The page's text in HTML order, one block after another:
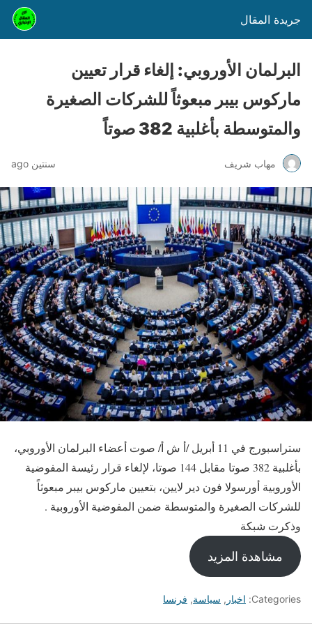
جريدة المقال
البرلمان الأوروبي: إلغاء قرار تعيين
ماركوس بيبر مبعوثاً للشركات الصغيرة
والمتوسطة بأغلبية 382 صوتاً
مهاب شريف سنتين ago
ستراسبورج في 11 أبريل /أ ش أ/ صوت أعضاء البرلمان الأوروبي،
بأغلبية 382 صوتا مقابل 144 صوتا، لإلغاء قرار رئيسة المفوضية
الأوروبية أورسولا فون دير لايين، بتعيين ماركوس بيبر مبعوثاً
للشركات الصغيرة والمتوسطة ضمن المفوضية الأوروبية .
وذكرت شبكة
مشاهدة المزيد
Categories: اخبار , سياسة, فرنسا